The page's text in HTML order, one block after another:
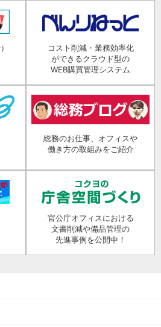
コスト削減・業務効率化
ができるクラウド型の
WEB購買管理システム
総務のお仕事、オフィスや
働き方の取組みをご紹介
官公庁オフィスにおける
文書削減や備品管理の
先進事例を公開中！